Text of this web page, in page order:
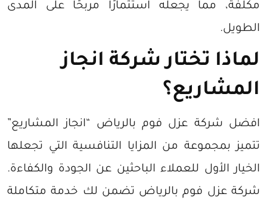
مكلفة، مما يجعله استثمارًا مربحًا على المدى
الطويل.
لماذا تختار شركة انجاز
المشاريع؟
افضل شركة عزل فوم بالرياض “انجاز المشاريع”
تتميز بمجموعة من المزايا التنافسية التي تجعلها
الخيار الأول للعملاء الباحثين عن الجودة والكفاءة.
شركة عزل فوم بالرياض تضمن لك خدمة متكاملة